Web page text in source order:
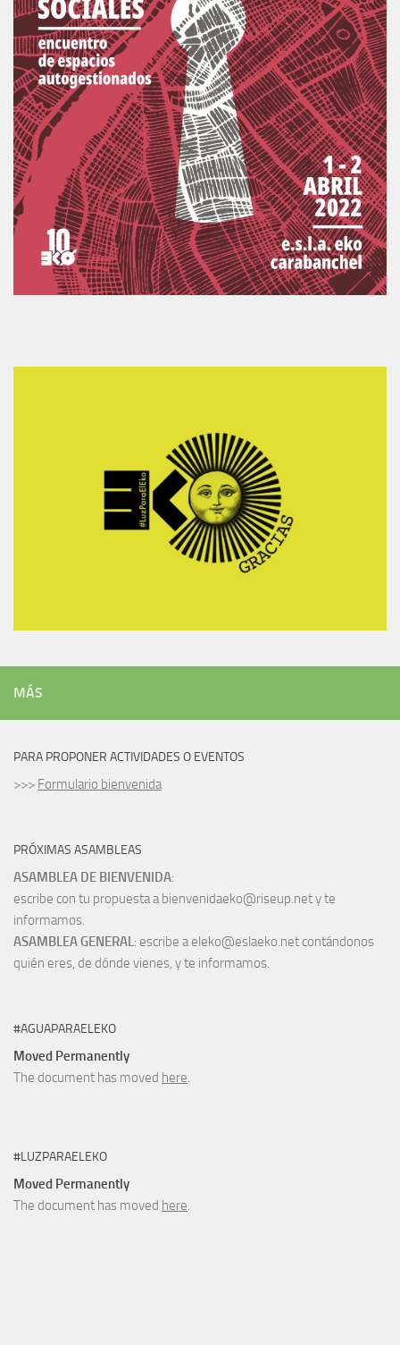
MÁS
PARA PROPONER ACTIVIDADES O EVENTOS
>>> Formulario bienvenida
PRÓXIMAS ASAMBLEAS
ASAMBLEA DE BIENVENIDA:
escribe con tu propuesta a bienvenidaeko@riseup.net y te
informamos.
ASAMBLEA GENERAL: escribe a eleko@eslaeko.net contándonos
quién eres, de dónde vienes, y te informamos.
#AGUAPARAELEKO
Moved Permanently
The document has moved here.
#LUZPARAELEKO
Moved Permanently
The document has moved here.